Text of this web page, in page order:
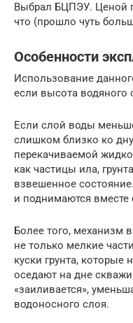
Выбрал БЦПЭУ. Ценой
что (прошло чуть
Особенности
Использование
если высота водяного
Если слой воды
слишком близко ко
перекачиваемой
как частицы ила,
взвешенное
и поднимаются вместе
Более того, механизм
не только мелкие
куски грунта,
оседают на дне
«заиливается»,
водоносного слоя.